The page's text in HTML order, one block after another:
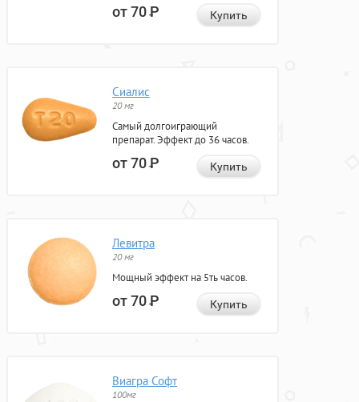
от 70Р Купить
Сиалис
20 мг
Самый долгоиграющий
препарат. Эффект до 36 часов.
от 70Р Купить
Левитра
20 мг
Мощный эффект на 5ть часов.
от 70Р Купить
Виагра Софт
100мг